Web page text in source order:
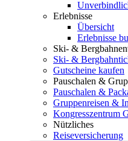
Erlebnisse
Übersicht
Erlebnisse
Ski- &
Ski- &
Gutscheine kaufen
Pauschalen &
Pauschalen &
Gruppenreisen &
Kongresszentrum
Nützliches
Reiseversicherung